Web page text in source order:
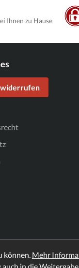
Ihnen zu Hause
können. Mehr